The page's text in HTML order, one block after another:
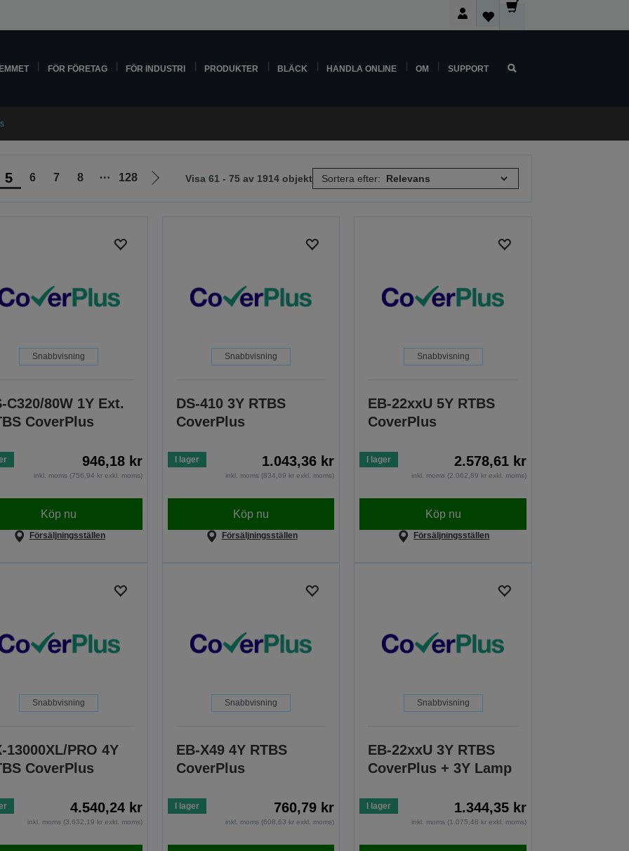
FÖR FÖRETAG FÖR INDUSTRI PRODUKTER BLÄCK HANDLA ONLINE OM SUPPORT
5 6 7 8 ⋯ 128
Gå
Visa 61 - 75 av 1914 objekt Sortera efter:
Snabbvisning
C320/80W 1Y Ext.
CoverPlus
946,18 kr
inkl. moms (756,94 kr exkl. moms)
Köp nu
Försäljningsställen
Snabbvisning
DS-410 3Y RTBS
CoverPlus
I lager 1.043,36 kr
inkl. moms (834,69 kr exkl. moms)
Köp nu
Försäljningsställen
Snabbvisning
EB-22xxU 5Y RTBS
CoverPlus
I lager 2.578,61 kr
inkl. moms (2.062,89 kr exkl. moms)
Köp nu
Försäljningsställen
Snabbvisning
13000XL/PRO 4Y
CoverPlus
4.540,24 kr
inkl. moms (3.632,19 kr exkl. moms)
Snabbvisning
EB-X49 4Y RTBS
CoverPlus
I lager 760,79 kr
inkl. moms (608,63 kr exkl. moms)
Snabbvisning
EB-22xxU 3Y RTBS
CoverPlus + 3Y Lamp
I lager 1.344,35 kr
inkl. moms (1.075,48 kr exkl. moms)